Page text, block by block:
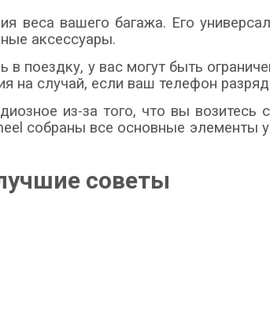
веса вашего багажа. Его
аксессуары.
поездку, у вас могут быть
на случай, если ваш телефон
из-за того, что вы
собраны все основные
советы